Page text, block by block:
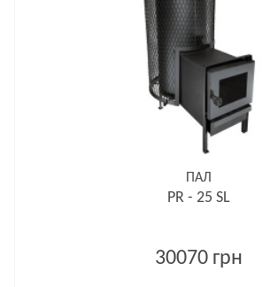
ПАЛ
PR - 25 SL
30070 грн